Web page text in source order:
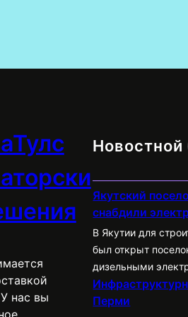
нас вы
Новостной
Якутский
снабдили
В Якутии для
был открыт
дизельными
имеет всю
инфраструктуру,
Перми